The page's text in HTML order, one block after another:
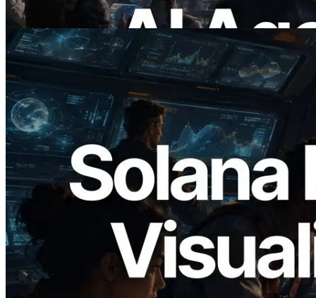
Baca artikel ini
2026.05.24
Validators Solutions Meluncurkan Solana
Block Analyzer — Memvisualisasikan
Waktu Produksi Blok per Slot dan
Validator yang Ditugaskan